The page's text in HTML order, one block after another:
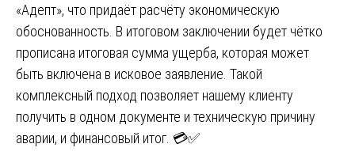
«Адепт», что придаёт расчёту экономическую
обоснованность. В итоговом заключении будет чётко
прописана итоговая сумма ущерба, которая может
быть включена в исковое заявление. Такой
комплексный подход позволяет нашему клиенту
получить в одном документе и техническую причину
аварии, и финансовый итог. 💳✅